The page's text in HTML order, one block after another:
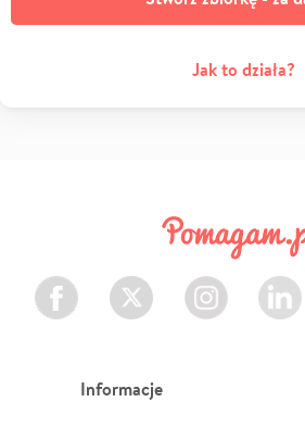
Jak to działa?
Facebook Twitter Instagram LinkedIn
Informacje